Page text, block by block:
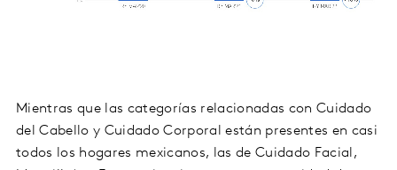
Mientras que las categorías relacionadas con Cuidado
del Cabello y Cuidado Corporal están presentes en casi
todos los hogares mexicanos, las de Cuidado Facial,